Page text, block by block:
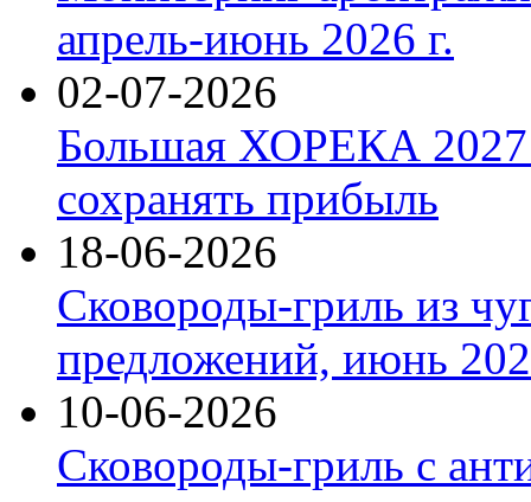
апрель-июнь 2026 г.
02-07-2026
Большая ХОРЕКА 2027:
сохранять прибыль
18-06-2026
Сковороды-гриль из
предложений, июнь
10-06-2026
Сковороды-гриль с